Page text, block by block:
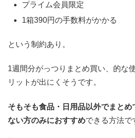
プライム会員限定
1箱390円の手数料がかかる
という制約あり。
1週間分がっつりまとめ買い、的な
リットが出にくそうです。
そもそも食品・日用品以外でまと
ない方のみにおすすめできる方法で